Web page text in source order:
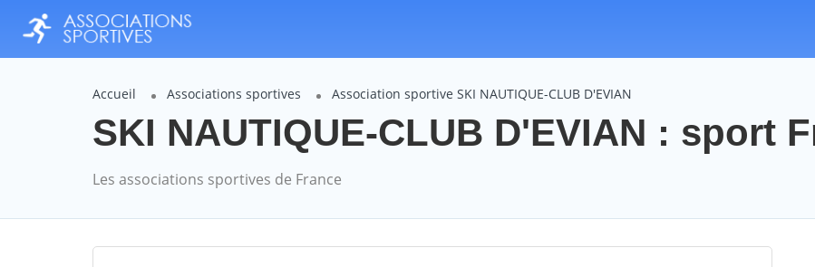
Accueil Associations sportives Association sportive SKI NAUTIQUE-CLUB D'EVIAN
SKI NAUTIQUE-CLUB D'EVIAN : sport
Les associations sportives de France